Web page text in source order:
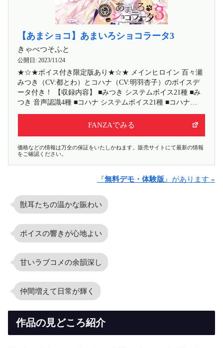
【あまショコ】あまいろショコラータ3
きゃべつそふと
公開日: 2023/11/24
★☆★ボイス付き限定版あり★☆★ メインヒロイン 百々瀬
みつき（CV:都とわ）とコハナ（CV:明羽杏子）のボイスデ
ータ付き！ 【収録内容】 ■みつき システムボイス21種 ■み
つき 音声認識4種 ■コハナ システムボイス21種 ■コハナ…
FANZAでみる
価格などの情報は万全の保証をいたしかねます。販売サイトにて最新の情報
をご確認ください。
『無料デモ・体験版』があります »
獣耳たちの温かな賑わい
ボイスの響きが心地よい
甘いラブコメの余韻深し
仲間増えて日常が輝く
作品の見どころ紹介